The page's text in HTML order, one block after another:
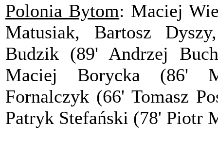
Polonia Bytom: Maciej
Matusiak, Bartosz
Budzik (89' Andrzej
Maciej Borycka (86'
Fornalczyk (66' Tomasz
Patryk Stefański (78' Piotr